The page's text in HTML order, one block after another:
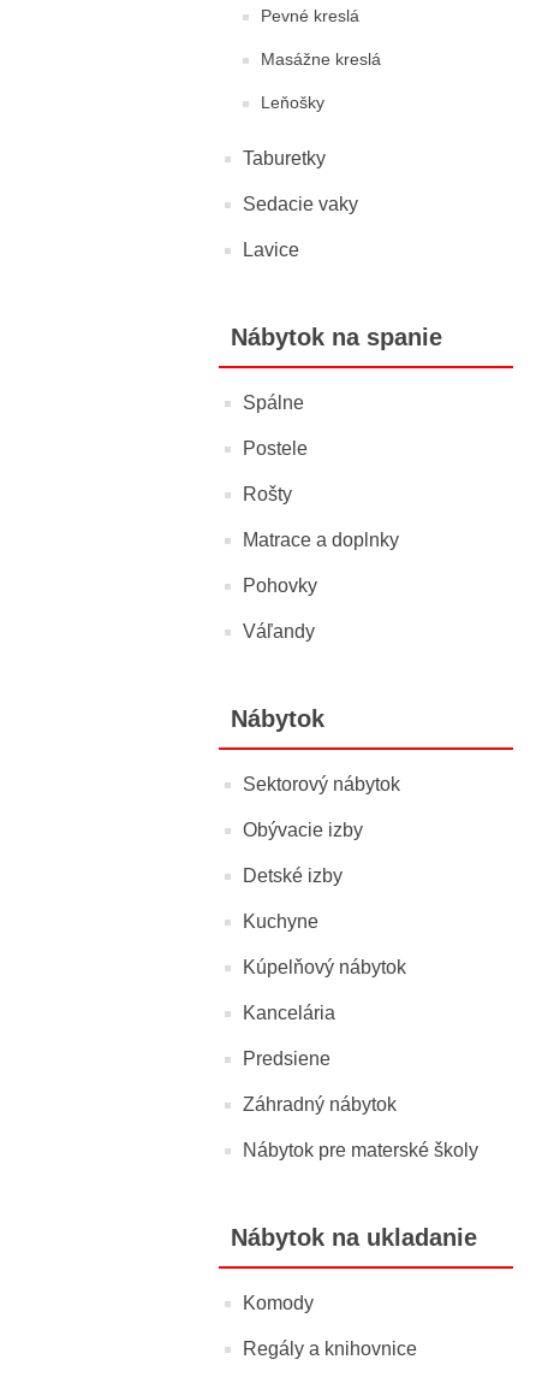
Pevné kreslá
Masážne kreslá
Leňošky
Taburetky
Sedacie vaky
Lavice
Nábytok na spanie
Spálne
Postele
Rošty
Matrace a doplnky
Pohovky
Váľandy
Nábytok
Sektorový nábytok
Obývacie izby
Detské izby
Kuchyne
Kúpelňový nábytok
Kancelária
Predsiene
Záhradný nábytok
Nábytok pre materské školy
Nábytok na ukladanie
Komody
Regály a knihovnice